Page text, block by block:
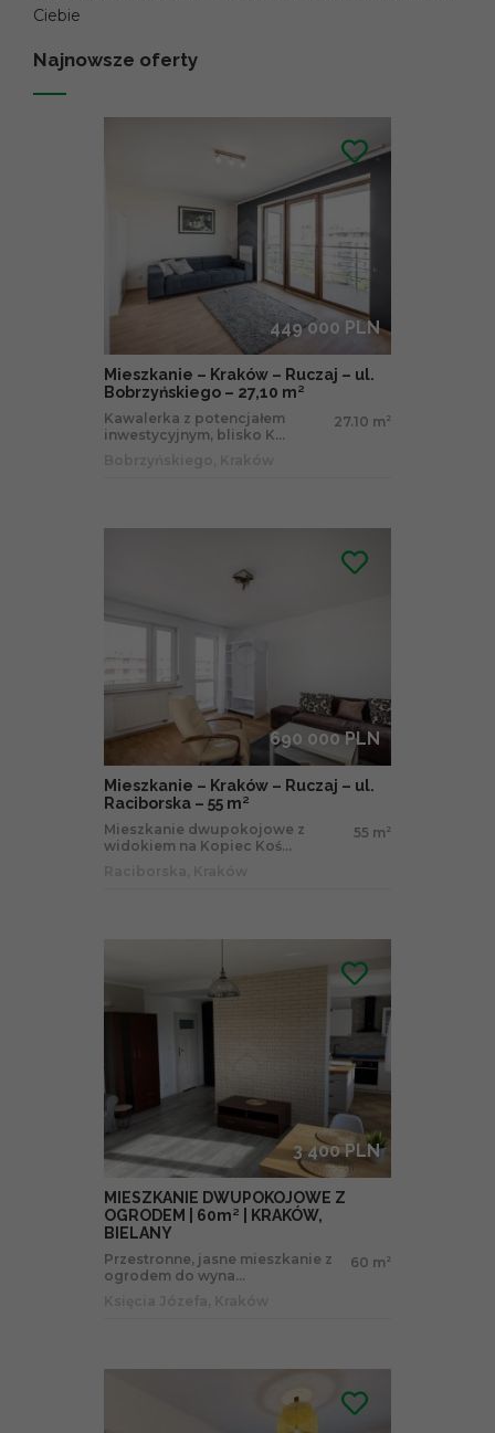
Ciebie
Najnowsze oferty
449 000 PLN
Mieszkanie – Kraków – Ruczaj – ul.
Bobrzyńskiego – 27,10 m²
Kawalerka z potencjałem
inwestycyjnym, blisko K...
27.10 m 2
690 000 PLN
Mieszkanie – Kraków – Ruczaj – ul.
Raciborska – 55 m²
Mieszkanie dwupokojowe z
widokiem na Kopiec Koś...
55 m 2
3 400 PLN
MIESZKANIE DWUPOKOJOWE Z
OGRODEM | 60m² | KRAKÓW,
BIELANY
Przestronne, jasne mieszkanie z
ogrodem do wyna...
60 m 2